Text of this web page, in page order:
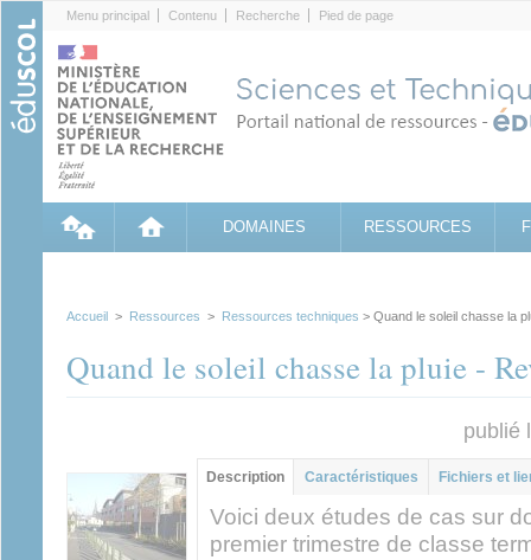
Menu principal Contenu Recherche Pied de page
DOMAINES RESSOURCES
Accueil > Ressources > Ressources techniques > Quand le soleil chasse la
Quand le soleil chasse la pluie -
publié
Groupe principal
Description (onglet
actif)
Caractéristiques Fichiers et
Voici deux études de cas sur
premier trimestre de classe